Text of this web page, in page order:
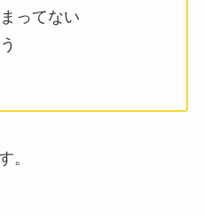
ってない
。